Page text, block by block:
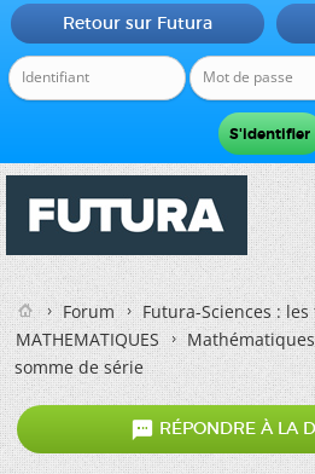
Retour sur Futura
Forum
Futura-Sciences :
MATHEMATIQUES
somme de série
 RÉPONDRE À LA